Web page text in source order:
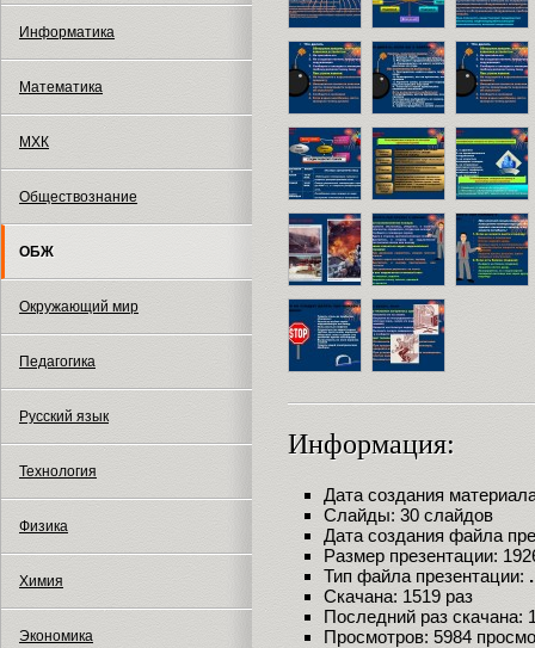
Информатика
Математика
МХК
Обществознание
ОБЖ
Окружающий мир
Педагогика
Русский язык
Технология
Физика
Химия
Экономика
Информация:
Дата создания
Слайды: 30 слайдов
Дата создания файла
Размер презентации:
Тип файла презентации:
Скачана: 1519 раз
Последний раз скачана:
Просмотров: 5984